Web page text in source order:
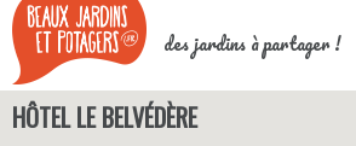
des jardins à partager !
HÔTEL LE BELVÉDÈRE